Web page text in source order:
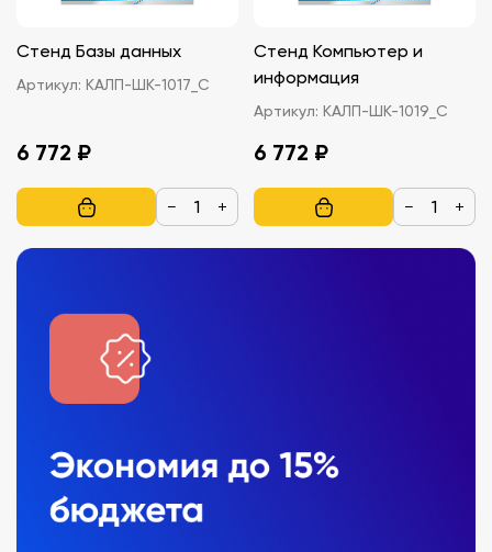
Стенд Базы данных
Артикул: КАЛП-ШК-1017_С
6 772 ₽
− +
Стенд Компьютер и
информация
Артикул: КАЛП-ШК-1019_С
6 772 ₽
− +